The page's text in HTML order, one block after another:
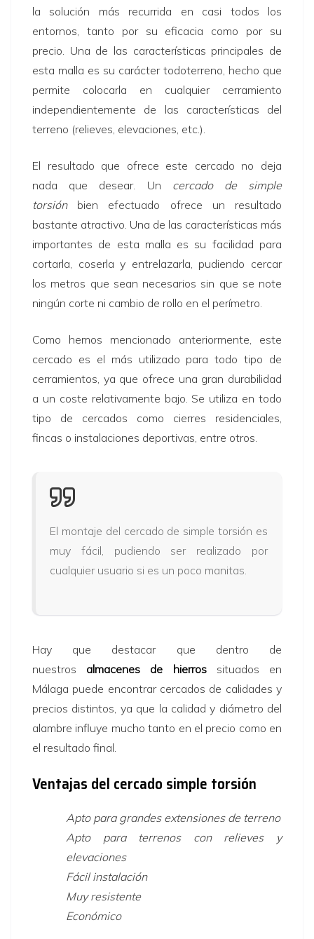
la solución más recurrida en casi todos los
entornos, tanto por su eficacia como por su
precio. Una de las características principales de
esta malla es su carácter todoterreno, hecho que
permite colocarla en cualquier cerramiento
independientemente de las características del
terreno (relieves, elevaciones, etc.).
El resultado que ofrece este cercado no deja
nada que desear. Un cercado de simple
torsiónbien efectuado ofrece un resultado
bastante atractivo. Una de las características más
importantes de esta malla es su facilidad para
cortarla, coserla y entrelazarla, pudiendo cercar
los metros que sean necesarios sin que se note
ningún corte ni cambio de rollo en el perímetro.
Como hemos mencionado anteriormente, este
cercado es el más utilizado para todo tipo de
cerramientos, ya que ofrece una gran durabilidad
a un coste relativamente bajo. Se utiliza en todo
tipo de cercados como cierres residenciales,
fincas o instalaciones deportivas, entre otros.
El montaje del cercado de simple torsión es
muy fácil, pudiendo ser realizado por
cualquier usuario si es un poco manitas.
Hay que destacar que dentro de
nuestros almacenes de hierrossituados en
Málaga puede encontrar cercados de calidades y
precios distintos, ya que la calidad y diámetro del
alambre influye mucho tanto en el precio como en
el resultado final.
Ventajas del cercado simple torsión
Apto para grandes extensiones de terreno
Apto para terrenos con relieves y
elevaciones
Fácil instalación
Muy resistente
Económico